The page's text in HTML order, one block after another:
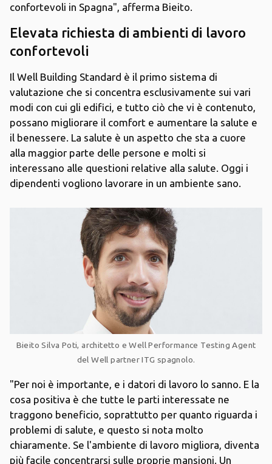
confortevoli in Spagna", afferma Bieito.
Elevata richiesta di ambienti di lavoro
confortevoli
Il Well Building Standard è il primo sistema di
valutazione che si concentra esclusivamente sui vari
modi con cui gli edifici, e tutto ciò che vi è contenuto,
possano migliorare il comfort e aumentare la salute e
il benessere. La salute è un aspetto che sta a cuore
alla maggior parte delle persone e molti si
interessano alle questioni relative alla salute. Oggi i
dipendenti vogliono lavorare in un ambiente sano.
Bieito Silva Poti, architetto e Well Performance Testing Agent
del Well partner ITG spagnolo.
"Per noi è importante, e i datori di lavoro lo sanno. E la
cosa positiva è che tutte le parti interessate ne
traggono beneficio, soprattutto per quanto riguarda i
problemi di salute, e questo si nota molto
chiaramente. Se l'ambiente di lavoro migliora, diventa
più facile concentrarsi sulle proprie mansioni. Un